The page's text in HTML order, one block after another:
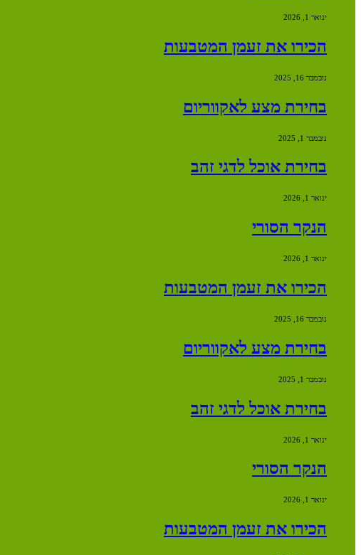
ינואר 1, 2026
הכירו את זעמן המטבעות
נובמבר 16, 2025
בחירת מצע לאקווריום
נובמבר 1, 2025
בחירת אוכל לדגי זהב
ינואר 1, 2026
הנקר הסורי
ינואר 1, 2026
הכירו את זעמן המטבעות
נובמבר 16, 2025
בחירת מצע לאקווריום
נובמבר 1, 2025
בחירת אוכל לדגי זהב
ינואר 1, 2026
הנקר הסורי
ינואר 1, 2026
הכירו את זעמן המטבעות